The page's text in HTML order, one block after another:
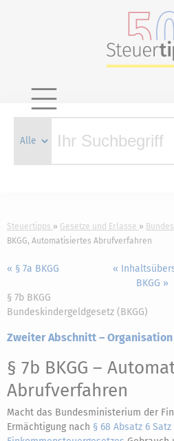
Steuertipps Gesetze und Erlasse
BKGG, Automatisiertes Abrufverfahren
« § 7a BKGG
«
BKGG »
§ 7b BKGG
Bundeskindergeldgesetz (BKGG)
Zweiter Abschnitt –
§ 7b BKGG –
Abrufverfahren
Macht das Bundesministerium der
Ermächtigung nach § 68 Absatz 6 Satz